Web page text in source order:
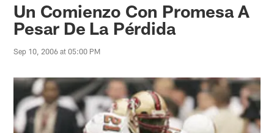
Un Comienzo Con Promesa A
Pesar De La Pérdida
Sep 10, 2006 at 05:00 PM